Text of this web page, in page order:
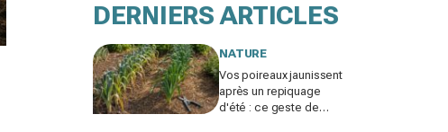
DERNIERS ARTICLES
NATURE
Vos poireaux jaunissent
après un repiquage
d'été : ce geste de